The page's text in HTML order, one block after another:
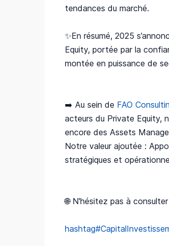
tendances du marché.
✨En résumé, 2025
Equity, portée par la
montée en puissance de
➡️ Au sein de FAO
acteurs du Private Equity,
encore des Assets
Notre valeur ajoutée :
stratégiques et
🌐 N'hésitez pas à